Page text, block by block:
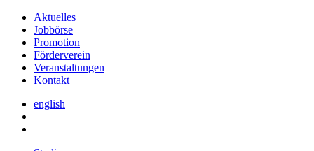
Aktuelles
Jobbörse
Promotion
Förderverein
Veranstaltungen
Kontakt
english